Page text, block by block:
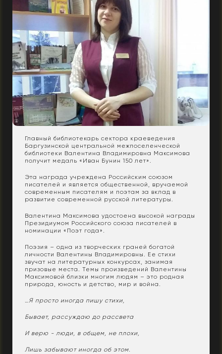
Главный библиотекарь сектора краеведения
Баргузинской центральной межпоселенческой
библиотеки Валентина Владимировна Максимова
получит медаль «Иван Бунин 150 лет».
Эта награда учреждена Российским союзом
писателей и является общественной, вручаемой
современным писателям и поэтам за вклад в
развитие современной русской литературы.
Валентина Максимова удостоена высокой награды
Президиумом Российского союза писателей в
номинации «Поэт года».
Поэзия – одна из творческих граней богатой
личности Валентины Владимировны. Ее стихи
звучат на литературных конкурсах, занимая
призовые места. Темы произведений Валентины
Максимовой близки многим людям – это родная
природа, юность и детство, мир и война.
…Я просто иногда пишу стихи,
Бывает, рассуждаю до рассвета
И верю - люди, в общем, не плохи,
Лишь забывают иногда об этом.